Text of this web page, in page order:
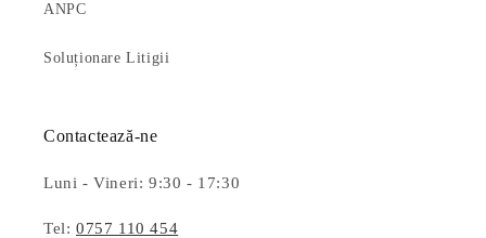
ANPC
Soluționare Litigii
Contactează-ne
Luni - Vineri: 9:30 - 17:30
Tel:0757 110 454